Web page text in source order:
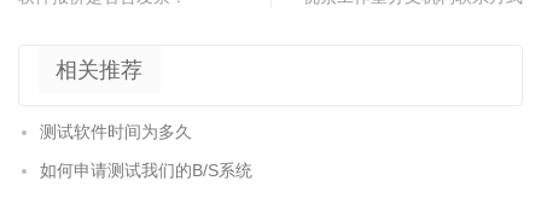
相关推荐
测试软件时间为多久
如何申请测试我们的B/S系统